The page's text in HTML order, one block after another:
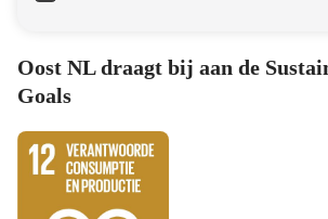
Oost NL draagt bij aan de
Goals